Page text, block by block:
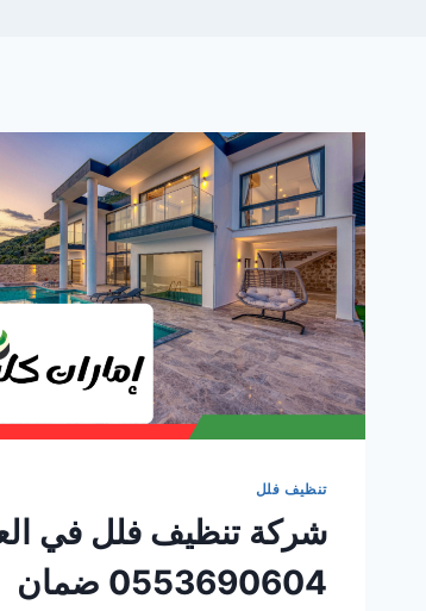
تنظيف فلل
شركة تنظيف فلل في
0553690604 ضمان